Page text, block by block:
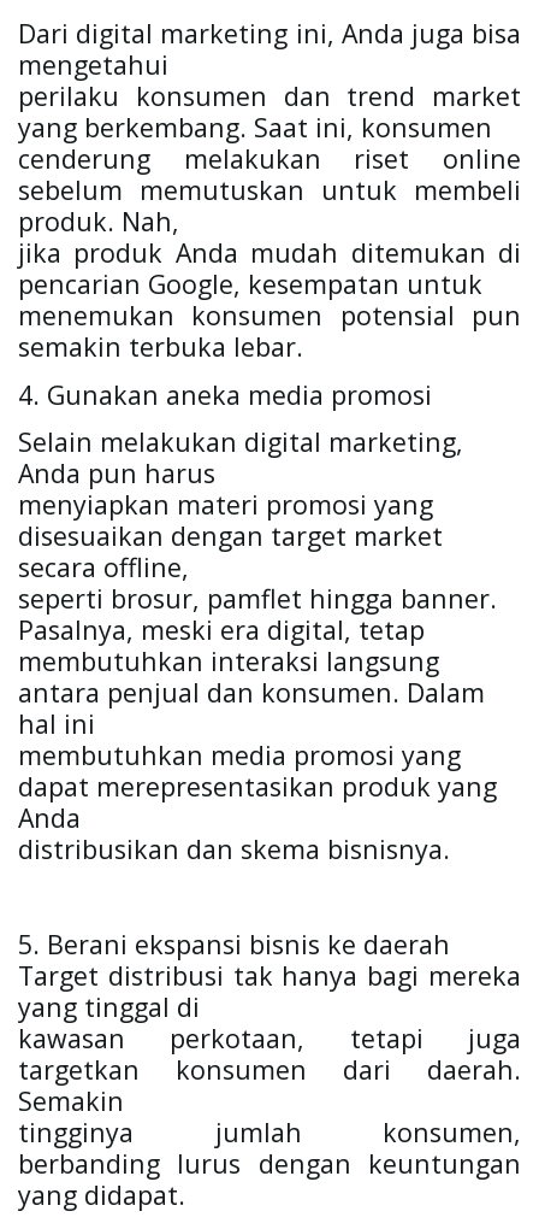
Dari digital marketing ini, Anda juga bisa
mengetahui
perilaku konsumen dan trend market
yang berkembang. Saat ini, konsumen
cenderung melakukan riset online
sebelum memutuskan untuk membeli
produk. Nah,
jika produk Anda mudah ditemukan di
pencarian Google, kesempatan untuk
menemukan konsumen potensial pun
semakin terbuka lebar.
4. Gunakan aneka media promosi
Selain melakukan digital marketing,
Anda pun harus
menyiapkan materi promosi yang
disesuaikan dengan target market
secara offline,
seperti brosur, pamflet hingga banner.
Pasalnya, meski era digital, tetap
membutuhkan interaksi langsung
antara penjual dan konsumen. Dalam
hal ini
membutuhkan media promosi yang
dapat merepresentasikan produk yang
Anda
distribusikan dan skema bisnisnya.
5. Berani ekspansi bisnis ke daerah
Target distribusi tak hanya bagi mereka
yang tinggal di
kawasan perkotaan, tetapi juga
targetkan konsumen dari daerah.
Semakin
tingginya jumlah konsumen,
berbanding lurus dengan keuntungan
yang didapat.